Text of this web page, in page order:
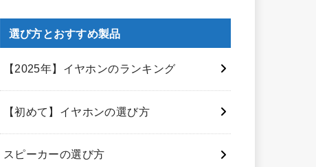
選び方とおすすめ製品
【2025年】イヤホンのランキング
【初めて】イヤホンの選び方
スピーカーの選び方